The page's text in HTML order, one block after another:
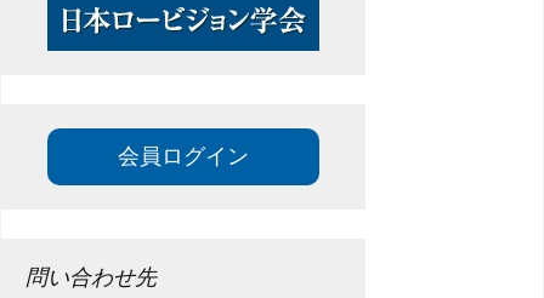
会員ログイン
問い合わせ先